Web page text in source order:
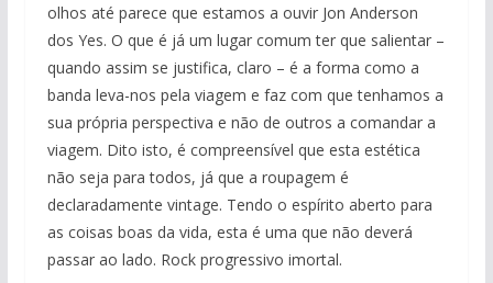
olhos até parece que estamos a ouvir Jon Anderson
dos Yes. O que é já um lugar comum ter que salientar –
quando assim se justifica, claro – é a forma como a
banda leva-nos pela viagem e faz com que tenhamos a
sua própria perspectiva e não de outros a comandar a
viagem. Dito isto, é compreensível que esta estética
não seja para todos, já que a roupagem é
declaradamente vintage. Tendo o espírito aberto para
as coisas boas da vida, esta é uma que não deverá
passar ao lado. Rock progressivo imortal.